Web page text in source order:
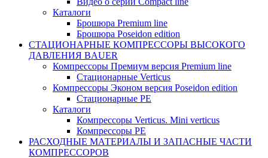
Каталоги
Брошюра Premium line
Брошюра Poseidon edition
СТАЦИОНАРНЫЕ КОМПРЕССОРЫ ВЫСОКОГО
ДАВЛЕНИЯ BAUER
Компрессоры Премиум версия Premium line
Стационарные Verticus
Компрессоры Эконом версия Poseidon edition
Стационарные PE
Каталоги
Компрессоры Verticus. Mini verticus
Компрессоры PE
РАСХОДНЫЕ МАТЕРИАЛЫ И ЗАПАСНЫЕ ЧАСТИ
КОМПРЕССОРОВ